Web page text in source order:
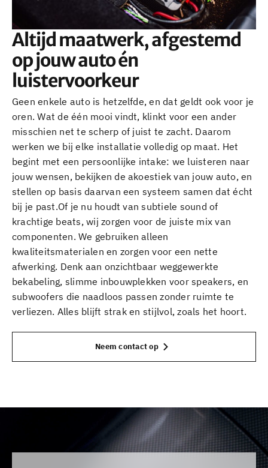
Altijd maatwerk, afgestemd
op jouw auto én
luistervoorkeur
Geen enkele auto is hetzelfde, en dat geldt ook voor je
oren. Wat de één mooi vindt, klinkt voor een ander
misschien net te scherp of juist te zacht. Daarom
werken we bij elke installatie volledig op maat. Het
begint met een persoonlijke intake: we luisteren naar
jouw wensen, bekijken de akoestiek van jouw auto, en
stellen op basis daarvan een systeem samen dat écht
bij je past.Of je nu houdt van subtiele sound of
krachtige beats, wij zorgen voor de juiste mix van
componenten. We gebruiken alleen
kwaliteitsmaterialen en zorgen voor een nette
afwerking. Denk aan onzichtbaar weggewerkte
bekabeling, slimme inbouwplekken voor speakers, en
subwoofers die naadloos passen zonder ruimte te
verliezen. Alles blijft strak en stijlvol, zoals het hoort.
Neem contact op